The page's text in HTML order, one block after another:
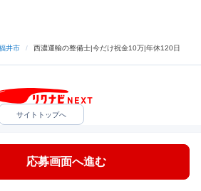
井市 / 西濃運輸の整備士|今だけ祝金10万|年休120日
応募画面へ進む
サイトトップへ
ヘルプ・お問い合わせ
（C）Indeed Inc.